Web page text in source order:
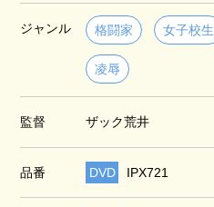
ジャンル 格闘家 女子校生
凌辱
監督 ザック荒井
品番 DVD IPX721